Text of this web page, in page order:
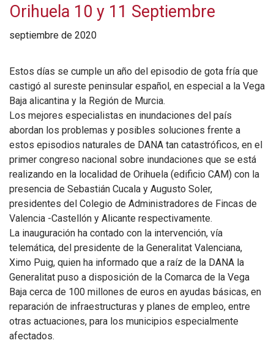
Orihuela 10 y 11 Septiembre
septiembre de 2020
Estos días se cumple un año del episodio de gota fría que
castigó al sureste peninsular español, en especial a la Vega
Baja alicantina y la Región de Murcia.
Los mejores especialistas en inundaciones del país
abordan los problemas y posibles soluciones frente a
estos episodios naturales de DANA tan catastróficos, en el
primer congreso nacional sobre inundaciones que se está
realizando en la localidad de Orihuela (edificio CAM) con la
presencia de Sebastián Cucala y Augusto Soler,
presidentes del Colegio de Administradores de Fincas de
Valencia -Castellón y Alicante respectivamente.
La inauguración ha contado con la intervención, vía
telemática, del presidente de la Generalitat Valenciana,
Ximo Puig, quien ha informado que a raíz de la DANA la
Generalitat puso a disposición de la Comarca de la Vega
Baja cerca de 100 millones de euros en ayudas básicas, en
reparación de infraestructuras y planes de empleo, entre
otras actuaciones, para los municipios especialmente
afectados.